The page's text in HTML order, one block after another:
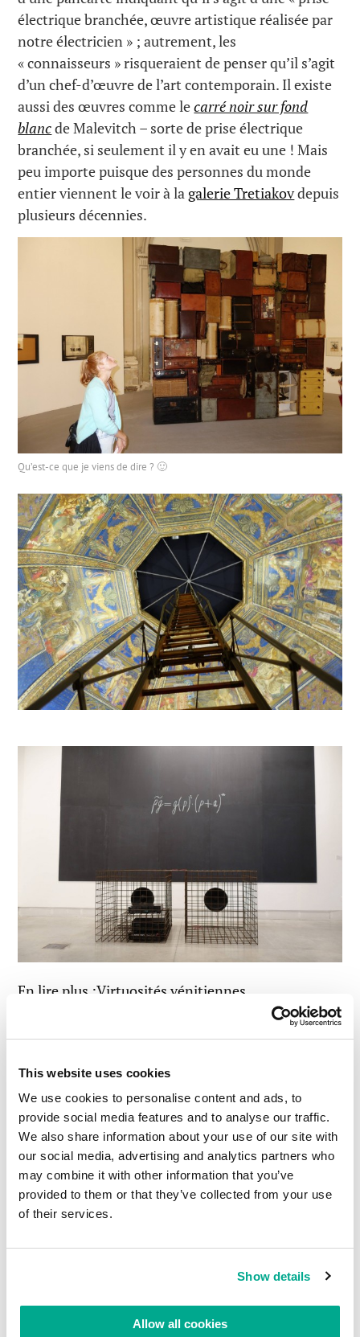
This website uses cookies
We use cookies to personalise content and ads, to
provide social media features and to analyse our traffic.
We also share information about your use of our site with
our social media, advertising and analytics partners who
may combine it with other information that you’ve
provided to them or that they’ve collected from your use
of their services.
Show details
Allow all cookies
électrique branchée, œuvre artistique réalisée par
notre électricien » ; autrement, les
« connaisseurs » risqueraient de penser qu’il s’agit
d’un chef-d’œuvre de l’art contemporain. Il existe
aussi des œuvres comme lecarré noir sur fond
blancde Malevitch – sorte de prise électrique
branchée, si seulement il y en avait eu une ! Mais
peu importe puisque des personnes du monde
entier viennent le voir à la galerie Tretiakovdepuis
plusieurs décennies.
Qu’est-ce que je viens de dire ? 🙂
En lire plus :Virtuosités vénitiennes.
#BARCELONE #NOVEMBRE #VENISE
DÉCEMBRE 2, 2014
BASSE SAISON, BONNE